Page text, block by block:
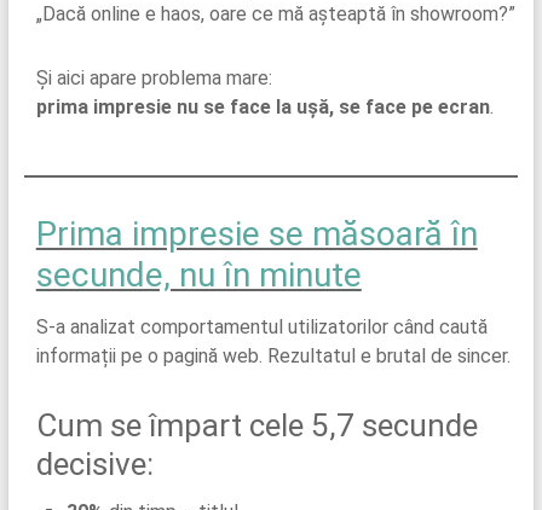
„Dacă online e haos, oare ce mă așteaptă în showroom?”
Și aici apare problema mare:
prima impresie nu se face la ușă, se face pe ecran.
Prima impresie se măsoară în
secunde, nu în minute
S-a analizat comportamentul utilizatorilor când caută
informații pe o pagină web. Rezultatul e brutal de sincer.
Cum se împart cele 5,7 secunde
decisive: